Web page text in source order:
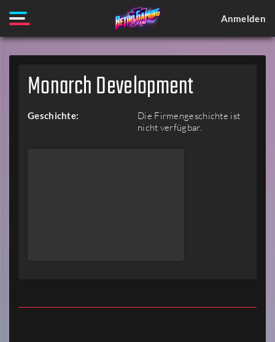
Anmelden
Monarch Development
Geschichte:
Die Firmengeschichte ist
nicht verfügbar.